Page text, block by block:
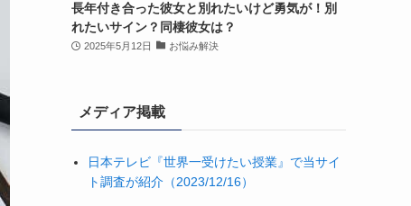
長年付き合った彼女と別れたいけど勇気が！別
れたいサイン？同棲彼女は？
2025年5月12日 お悩み解決
メディア掲載
日本テレビ『世界一受けたい授業』で当サイ
ト調査が紹介（2023/12/16）